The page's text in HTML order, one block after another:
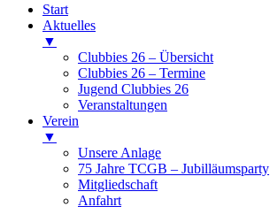
Start
Aktuelles
▼
Clubbies 26 – Übersicht
Clubbies 26 – Termine
Jugend Clubbies 26
Veranstaltungen
Verein
▼
Unsere Anlage
75 Jahre TCGB – Jubilläumsparty
Mitgliedschaft
Anfahrt